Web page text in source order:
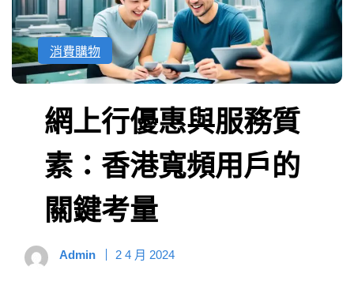
消費購物
網上行優惠與服務質
素：香港寬頻用戶的
關鍵考量
Admin 2 4 月 2024